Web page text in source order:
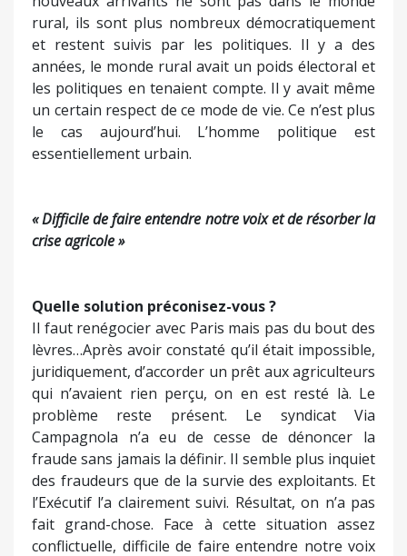
rural, ils sont plus nombreux démocratiquement
et restent suivis par les politiques. Il y a des
années, le monde rural avait un poids électoral et
les politiques en tenaient compte. Il y avait même
un certain respect de ce mode de vie. Ce n’est plus
le cas aujourd’hui. L’homme politique est
essentiellement urbain.
« Difficile de faire entendre notre voix et de résorber la
crise agricole »
Quelle solution préconisez-vous ?
Il faut renégocier avec Paris mais pas du bout des
lèvres…Après avoir constaté qu’il était impossible,
juridiquement, d’accorder un prêt aux agriculteurs
qui n’avaient rien perçu, on en est resté là. Le
problème reste présent. Le syndicat Via
Campagnola n’a eu de cesse de dénoncer la
fraude sans jamais la définir. Il semble plus inquiet
des fraudeurs que de la survie des exploitants. Et
l’Exécutif l’a clairement suivi. Résultat, on n’a pas
fait grand-chose. Face à cette situation assez
conflictuelle, difficile de faire entendre notre voix